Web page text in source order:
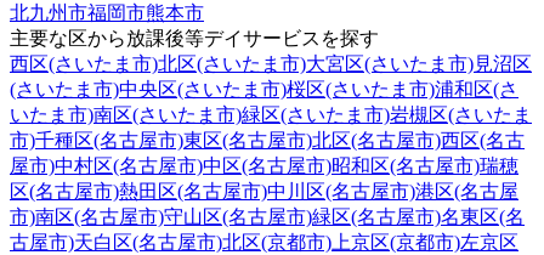
北九州市福岡市熊本市
主要な区から放課後等デイサービスを探す
西区(さいたま市)北区(さいたま市)大宮区(さいたま市)見沼区
(さいたま市)中央区(さいたま市)桜区(さいたま市)浦和区(さ
いたま市)南区(さいたま市)緑区(さいたま市)岩槻区(さいたま
市)千種区(名古屋市)東区(名古屋市)北区(名古屋市)西区(名古
屋市)中村区(名古屋市)中区(名古屋市)昭和区(名古屋市)瑞穂
区(名古屋市)熱田区(名古屋市)中川区(名古屋市)港区(名古屋
市)南区(名古屋市)守山区(名古屋市)緑区(名古屋市)名東区(名
古屋市)天白区(名古屋市)北区(京都市) 上京区(京都市)左京区